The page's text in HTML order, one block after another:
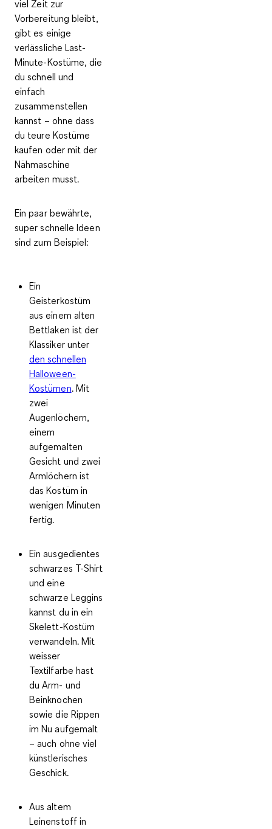
viel Zeit zur
Vorbereitung bleibt,
gibt es einige
verlässliche Last-
Minute-Kostüme, die
du schnell und
einfach
zusammenstellen
kannst – ohne dass
du teure Kostüme
kaufen oder mit der
Nähmaschine
arbeiten musst.
Ein paar bewährte,
super schnelle Ideen
sind zum Beispiel:
Ein
Geisterkostüm
aus einem alten
Bettlaken ist der
Klassiker unter
den schnellen
Halloween-
Kostümen. Mit
zwei
Augenlöchern,
einem
aufgemalten
Gesicht und zwei
Armlöchern ist
das Kostüm in
wenigen Minuten
fertig.
Ein ausgedientes
schwarzes T-Shirt
und eine
schwarze Leggins
kannst du in ein
Skelett-Kostüm
verwandeln.Mit
weisser
Textilfarbe hast
du Arm- und
Beinknochen
sowie die Rippen
im Nu aufgemalt
– auch ohne viel
künstlerisches
Geschick.
Aus altem
Leinenstoff in